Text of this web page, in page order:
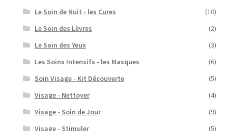
Le Soin de Nuit - les Cures
(10)
Le Soin des Lèvres
(2)
Le Soin des Yeux
(3)
Les Soins Intensifs - les Masques
(6)
Soin Visage - Kit Découverte
(5)
Visage - Nettoyer
(4)
Visage - Soin de Jour
(9)
Visage - Stimuler
(5)